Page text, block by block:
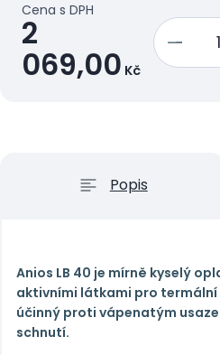
Cena s DPH
2
069,00 Kč
Popis
Anios LB 40 je mírně kyselý
aktivními látkami pro termální
účinný proti vápenatým
schnutí.